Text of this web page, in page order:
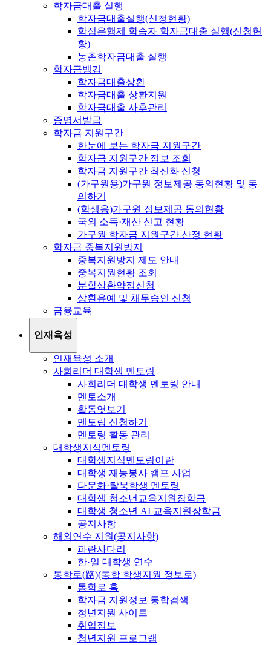
학자금대출 실행
학자금대출실행(신청현황)
학점은행제 학습자 학자금대출 실행(신청현
황)
농촌학자금대출 실행
학자금뱅킹
학자금대출상환
학자금대출 상환지원
학자금대출 사후관리
증명서발급
학자금 지원구간
한눈에 보는 학자금 지원구간
학자금 지원구간 정보 조회
학자금 지원구간 최신화 신청
(가구원용)가구원 정보제공 동의현황 및 동
의하기
(학생용)가구원 정보제공 동의현황
국외 소득·재산 신고 현황
가구원 학자금 지원구간 산정 현황
학자금 중복지원방지
중복지원방지 제도 안내
중복지원현황 조회
분할상환약정신청
상환유예 및 채무승인 신청
금융교육
인재육성
인재육성 소개
사회리더 대학생 멘토링
사회리더 대학생 멘토링 안내
멘토소개
활동엿보기
멘토링 신청하기
멘토링 활동 관리
대학생지식멘토링
대학생지식멘토링이란
대학생 재능봉사 캠프 사업
다문화·탈북학생 멘토링
대학생 청소년교육지원장학금
대학생 청소년 AI 교육지원장학금
공지사항
해외연수 지원(공지사항)
파란사다리
한·일 대학생 연수
통학로(路)(통합 학생지원 정보로)
통학로 홈
학자금 지원정보 통합검색
청년지원 사이트
취업정보
청년지원 프로그램